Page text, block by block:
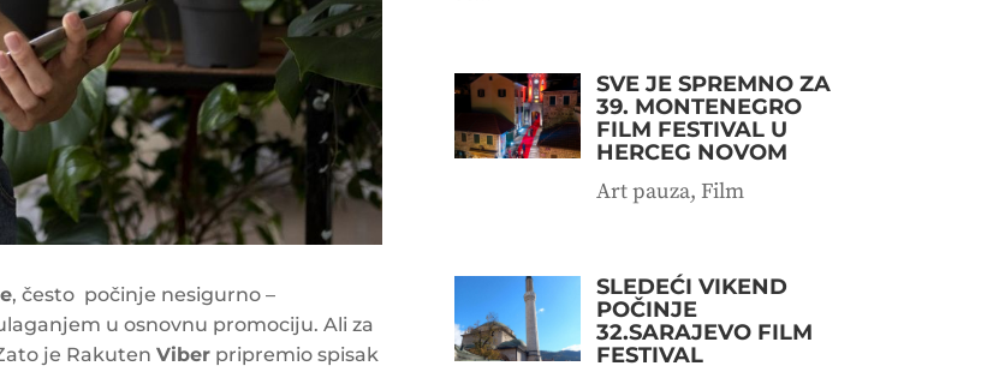
, često počinje nesigurno –
u osnovnu promociju. Ali za
je RakutenViber pripremio spisak
SVE JE SPREMNO ZA
39. MONTENEGRO
FILM FESTIVAL U
HERCEG NOVOM
Art pauza, Film
SLEDEĆI VIKEND
POČINJE
32.SARAJEVO FILM
FESTIVAL